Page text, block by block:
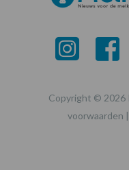
Copyright © 2026
voorwaarden |